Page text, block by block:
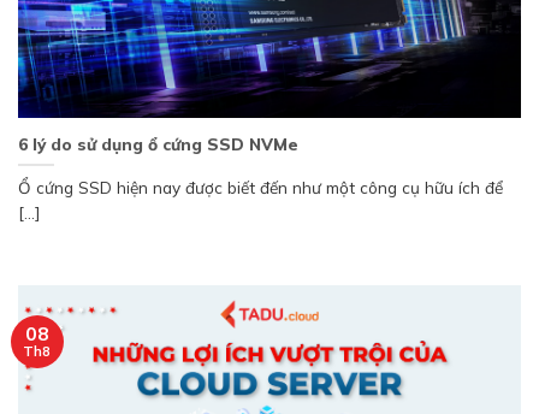
6 lý do sử dụng ổ cứng SSD NVMe
Ổ cứng SSD hiện nay được biết đến như một công cụ hữu ích để
[...]
08
Th8